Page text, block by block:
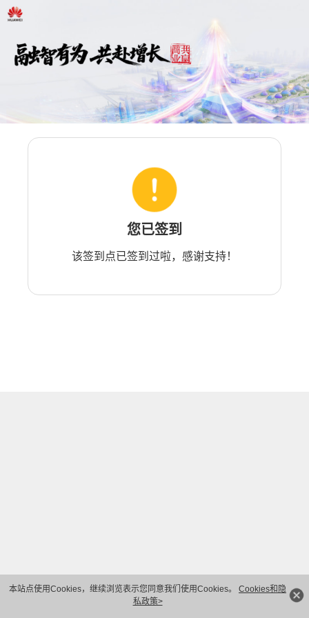
本站点使用Cookies，继续浏览表示您同意我们使用Cookies。 Cookies和隐
私政策>
您已签到
该签到点已签到过啦，感谢支持！